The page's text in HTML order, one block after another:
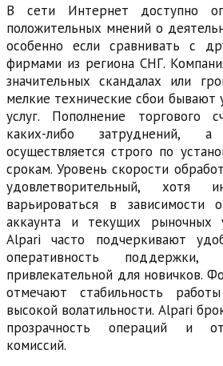
В сети Интернет доступно
положительных мнений о
особенно если сравнивать с
фирмами из региона СНГ.
значительных скандалах или
мелкие технические сбои бывают
услуг. Пополнение торгового
каких-либо затруднений,
осуществляется строго по
срокам. Уровень скорости
удовлетворительный,
варьироваться в зависимости
аккаунта и текущих рыночных
Alpari часто подчеркивают
оперативность
привлекательной для новичков.
отмечают стабильность
высокой волатильности. Alpari
прозрачность операций и
комиссий.